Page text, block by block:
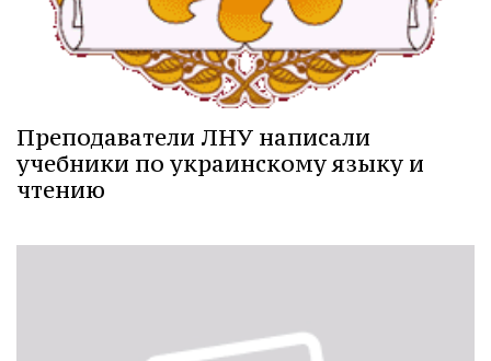
Преподаватели ЛНУ написали
учебники по украинскому языку и
чтению